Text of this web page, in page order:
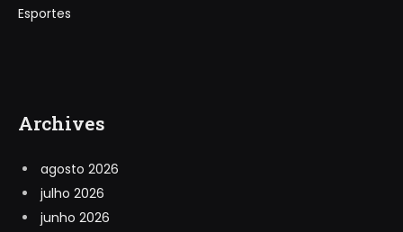
Esportes
Archives
agosto 2026
julho 2026
junho 2026